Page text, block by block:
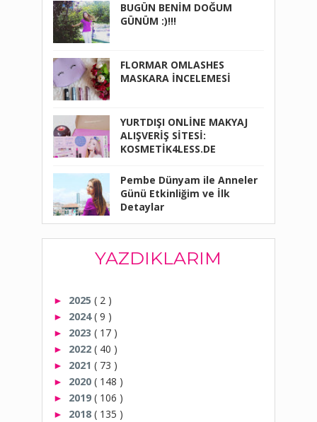
BUGÜN BENİM DOĞUM
GÜNÜM :)!!!
FLORMAR OMLASHES
MASKARA İNCELEMESİ
YURTDIŞI ONLİNE MAKYAJ
ALIŞVERİŞ SİTESİ:
KOSMETİK4LESS.DE
Pembe Dünyam ile Anneler
Günü Etkinliğim ve İlk
Detaylar
YAZDIKLARIM
► 2025 ( 2 )
► 2024( 9 )
► 2023 ( 17 )
► 2022 ( 40 )
► 2021 ( 73 )
► 2020 ( 148 )
► 2019 ( 106 )
► 2018 ( 135 )